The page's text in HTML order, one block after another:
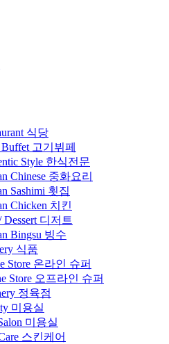
식당
고기뷔페
Style 한식전문
Chinese 중화요리
Sashimi 횟집
Chicken 치킨
Dessert 디저트
Bingsu 빙수
식품
Store 온라인 슈퍼
Store 오프라인 슈퍼
정육점
미용실
미용실
스킨케어